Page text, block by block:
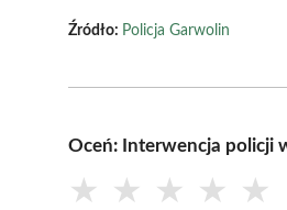
Źródło: Policja Garwolin
Oceń: Interwencja policji
★ ★ ★ ★ ★